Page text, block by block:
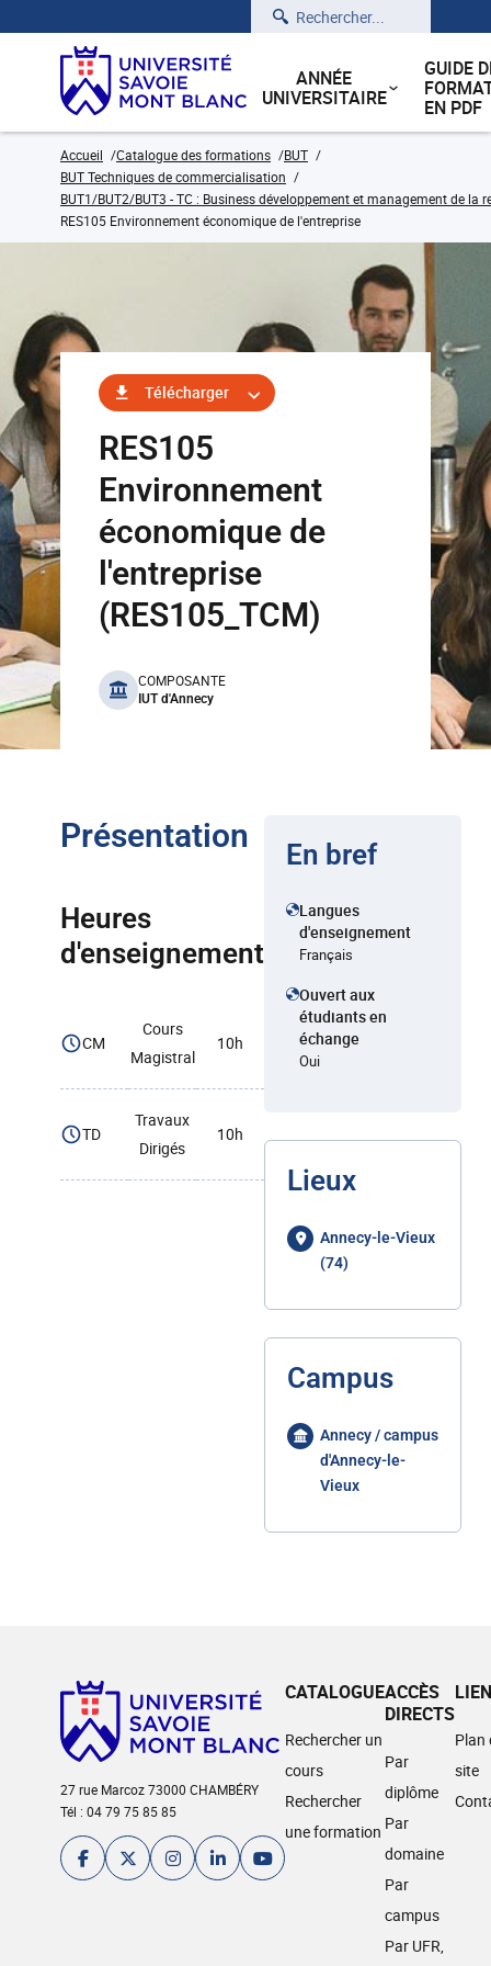
Rechercher
ANNÉE
UNIVERSITAIRE
GUIDE
EN PDF
Accueil Catalogue des formations
BUT
BUT Techniques de commercialisation
BUT1/BUT2/BUT3 - TC : Business développement et management de
RES105 Environnement économique de l'entreprise
Télécharger
RES105
Environnement
économique de
l'entreprise
(RES105_TCM)
benefits
COMPOSANTE
IUT d'Annecy
Présentation
Heures
d'enseignement
CM
Cours
Magistral
10h
TD
Travaux
Dirigés
10h
En bref
Langues
d'enseignement
Français
Ouvert aux
étudiants en
échange
Oui
Lieux
Annecy-le-Vieux
(74)
Campus
Annecy / campus
d'Annecy-le-
Vieux
27 rue Marcoz 73000 CHAMBÉRY
Tél : 04 79 75 85 85
CATALOGUE
Rechercher un
cours
Rechercher
une formation
ACCÈS
DIRECTS
Par
diplôme
Par
domaine
Par
campus
Par UFR,
Plan
site